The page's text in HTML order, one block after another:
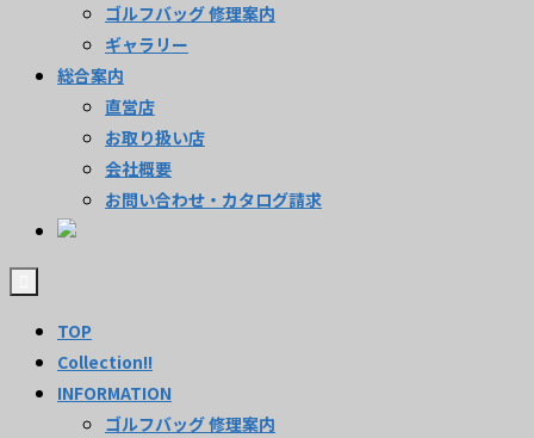
ゴルフバッグ 修理案内
ギャラリー
総合案内
直営店
お取り扱い店
会社概要
お問い合わせ・カタログ請求
TOP
Collection!!
INFORMATION
ゴルフバッグ 修理案内